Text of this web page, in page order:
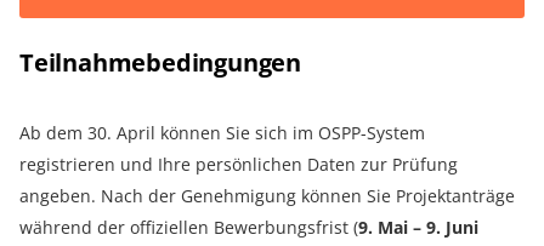
Teilnahmebedingungen
Ab dem 30. April können Sie sich im OSPP-System
registrieren und Ihre persönlichen Daten zur Prüfung
angeben. Nach der Genehmigung können Sie Projektanträge
während der offiziellen Bewerbungsfrist (9. Mai – 9. Juni